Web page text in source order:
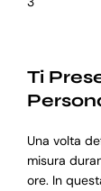
Ti
Una volta
misura
ore. In